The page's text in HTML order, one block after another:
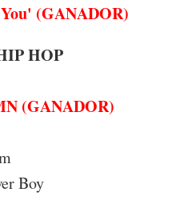
(GANADOR)
HOP
(GANADOR)
Boy